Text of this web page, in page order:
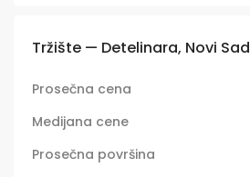
Tržište — Detelinara, Novi Sad
Prosečna cena
Medijana cene
Prosečna površina